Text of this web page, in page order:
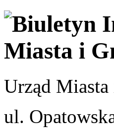
Urząd
ul.